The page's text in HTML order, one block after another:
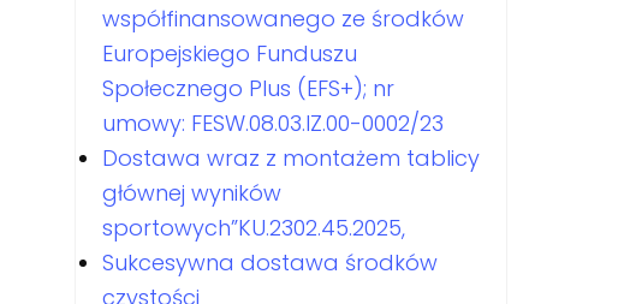
współfinansowanego ze środków
Europejskiego Funduszu
Społecznego Plus (EFS+); nr
umowy: FESW.08.03.IZ.00-0002/23
Dostawa wraz z montażem tablicy
głównej wyników
sportowych”KU.2302.45.2025,
Sukcesywna dostawa środków
czystości